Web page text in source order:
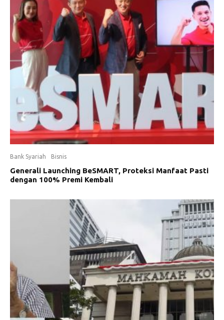
Bank Syariah Bisnis
Generali Launching BeSMART, Proteksi Manfaat Pasti
dengan 100% Premi Kembali